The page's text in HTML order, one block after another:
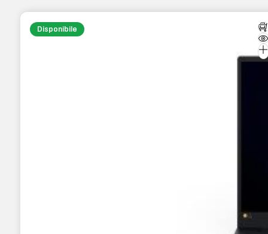
Disponibile